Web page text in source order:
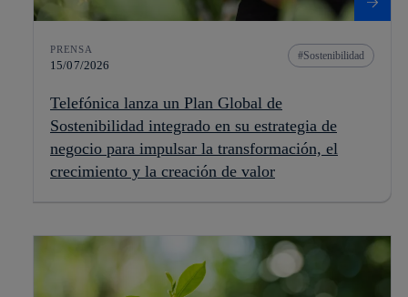
PRENSA
15/07/2026
Sostenibilidad
Telefónica lanza un Plan Global de
Sostenibilidad integrado en su estrategia de
negocio para impulsar la transformación, el
crecimiento y la creación de valor